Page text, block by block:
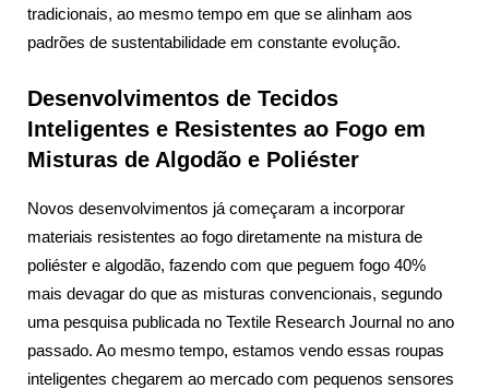
tradicionais, ao mesmo tempo em que se alinham aos
padrões de sustentabilidade em constante evolução.
Desenvolvimentos de Tecidos
Inteligentes e Resistentes ao Fogo em
Misturas de Algodão e Poliéster
Novos desenvolvimentos já começaram a incorporar
materiais resistentes ao fogo diretamente na mistura de
poliéster e algodão, fazendo com que peguem fogo 40%
mais devagar do que as misturas convencionais, segundo
uma pesquisa publicada no Textile Research Journal no ano
passado. Ao mesmo tempo, estamos vendo essas roupas
inteligentes chegarem ao mercado com pequenos sensores